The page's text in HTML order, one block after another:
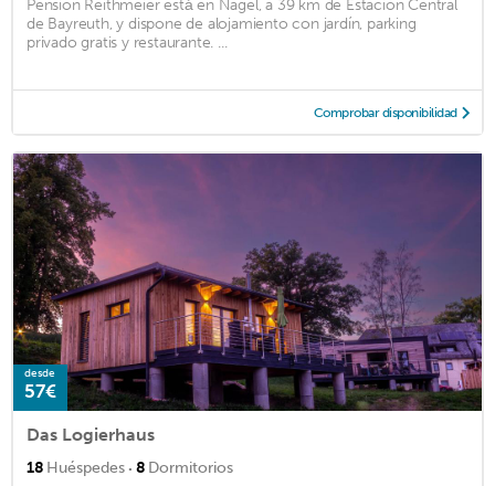
Pension Reithmeier está en Nagel, a 39 km de Estación Central
de Bayreuth, y dispone de alojamiento con jardín, parking
privado gratis y restaurante. ...
Comprobar disponibilidad
desde
57€
Das Logierhaus
18 Huéspedes · 8 Dormitorios